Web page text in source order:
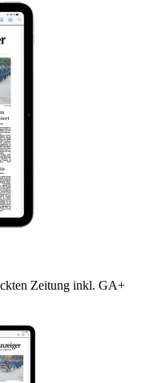
Zeitung inkl. GA+